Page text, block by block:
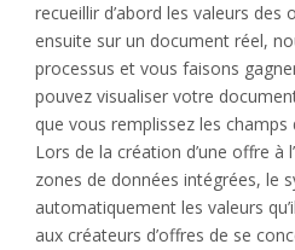
recueillir d’abord les valeurs des
ensuite sur un document réel,
processus et vous faisons
pouvez visualiser votre
que vous remplissez les
Lors de la création d’une offre à
zones de données intégrées, le
automatiquement les valeurs
aux créateurs d’offres de se